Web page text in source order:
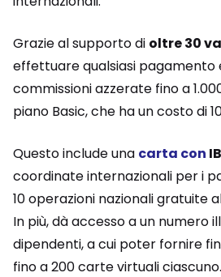
Grazie al supporto di oltre 30
effettuare qualsiasi pagamento
commissioni azzerate fino a
piano Basic, che ha un costo di
Questo include una carta con
coordinate internazionali per i
10 operazioni nazionali gratuite
In più, dà accesso a un numero
dipendenti, a cui poter fornire
fino a 200 carte virtuali ciascuno.